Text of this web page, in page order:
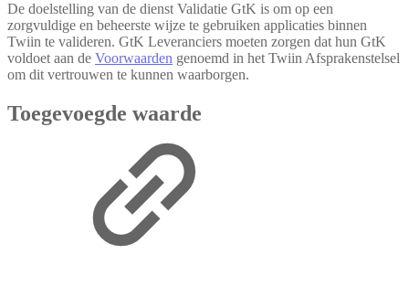
De doelstelling van de dienst Validatie GtK is om op een
zorgvuldige en beheerste wijze te gebruiken applicaties binnen
Twiin te valideren. GtK Leveranciers moeten zorgen dat hun GtK
voldoet aan de Voorwaarden genoemd in het Twiin Afsprakenstelsel
om dit vertrouwen te kunnen waarborgen.
Toegevoegde waarde